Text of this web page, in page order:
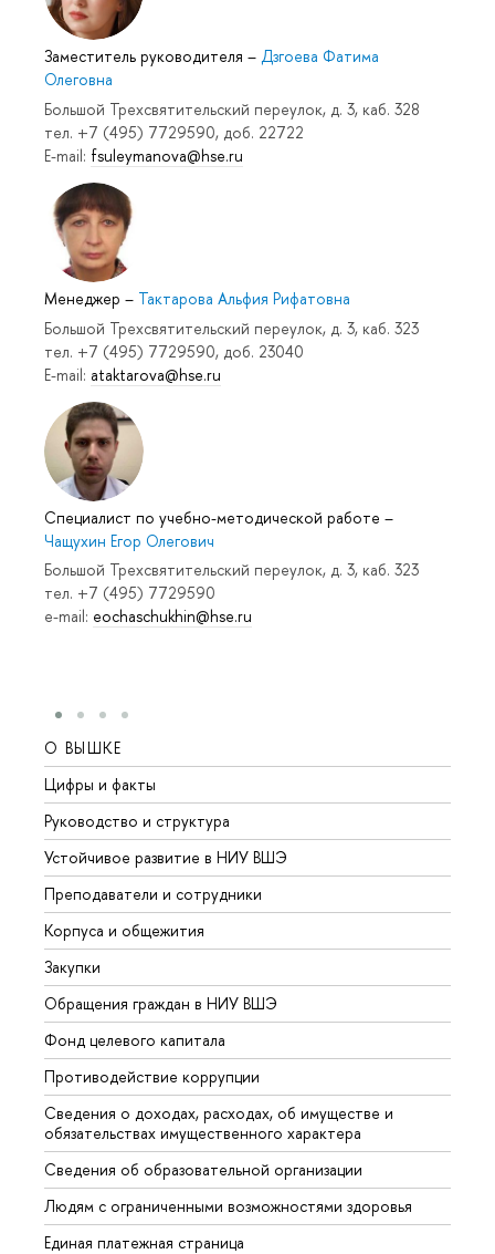
Заместитель руководителя – Дзгоева Фатима
Олеговна
Большой Трехсвятительский переулок, д. 3, каб. 328
тел. +7 (495) 7729590, доб. 22722
E-mail: fsuleymanova@hse.ru
Менеджер – Тактарова Альфия Рифатовна
Большой Трехсвятительский переулок, д. 3, каб. 323
тел. +7 (495) 7729590, доб. 23040
E-mail: ataktarova@hse.ru
Специалист по учебно-методической работе –
Чащухин Егор Олегович
Большой Трехсвятительский переулок, д. 3, каб. 323
тел. +7 (495) 7729590
e-mail: eochaschukhin@hse.ru
О ВЫШКЕ
Цифры и факты
Руководство и структура
Устойчивое развитие в НИУ ВШЭ
Преподаватели и сотрудники
Корпуса и общежития
Закупки
Обращения граждан в НИУ ВШЭ
Фонд целевого капитала
Противодействие коррупции
Сведения о доходах, расходах, об имуществе и
обязательствах имущественного характера
Сведения об образовательной организации
Людям с ограниченными возможностями здоровья
Единая платежная страница